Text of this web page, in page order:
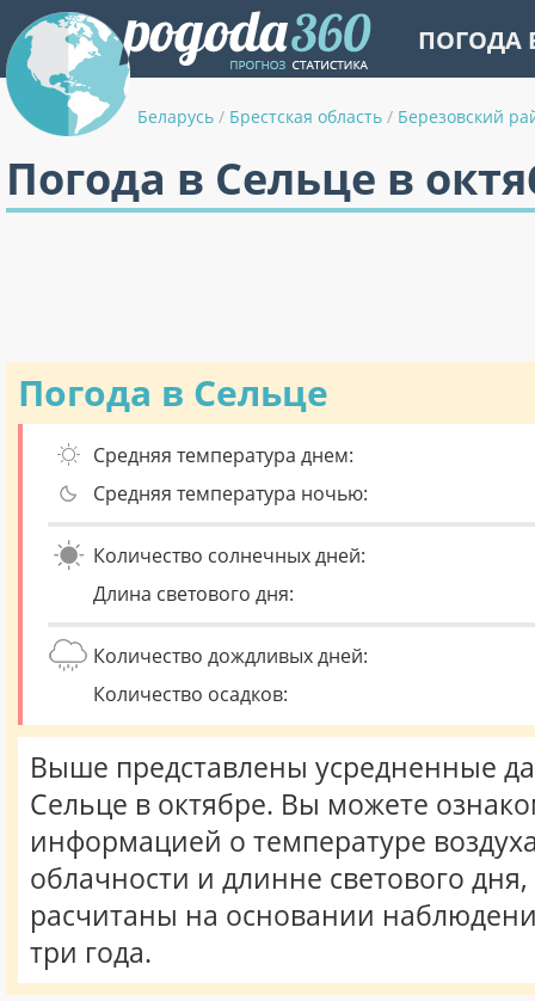
ПОГОДА
Беларусь / Брестская область / Березовский
Погода в Сельце в
Погода в Сельце
Средняя температура днем:
Средняя температура ночью:
Количество солнечных дней:
Длина светового дня:
Количество дождливых дней:
Количество осадков:
Выше представлены усредненные
Сельце в октябре. Вы можете
информацией о температуре
облачности и длинне светового
расчитаны на основании
три года.